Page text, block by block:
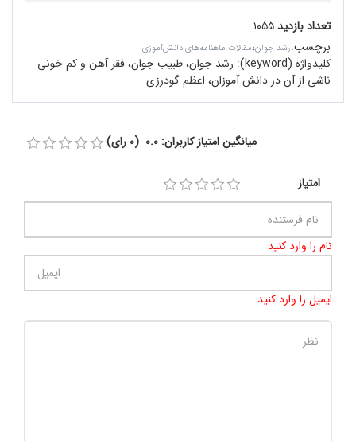
تعداد بازدید۱۰۵۵
برچسب:رشد جوان،مقالات ماهنامه‌های دانش‌آموزی
کلیدواژه (keyword):
رشد جوان، طبیب جوان، فقر آهن و کم خونی
ناشی از آن در دانش آموزان، اعظم گودرزی
میانگین امتیاز کاربران: 0.0 (0 رای)
امتیاز
نام را وارد کنید
ایمیل را وارد کنید